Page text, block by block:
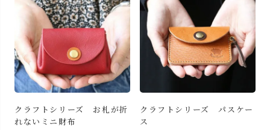
クラフトシリーズ お札が折
れないミニ財布
クラフトシリーズ パスケー
ス